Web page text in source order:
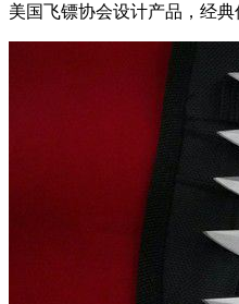
美国飞镖协会设计产品，经